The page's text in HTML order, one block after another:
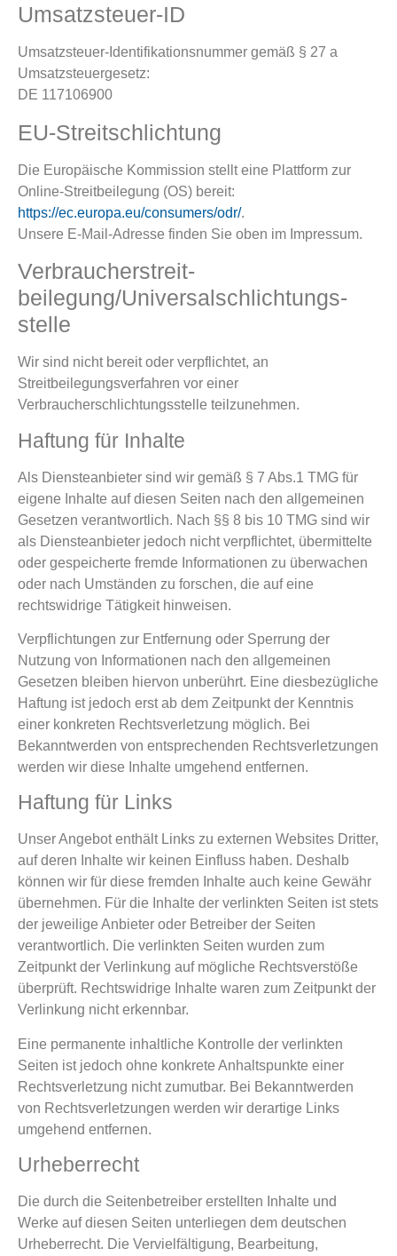
Umsatzsteuer-ID
Umsatzsteuer-Identifikationsnummer gemäß § 27 a
Umsatzsteuergesetz:
DE 117106900
EU-Streitschlichtung
Die Europäische Kommission stellt eine Plattform zur
Online-Streitbeilegung (OS) bereit:
https://ec.europa.eu/consumers/odr/.
Unsere E-Mail-Adresse finden Sie oben im Impressum.
Verbraucher­streit­
beilegung/Universal­schlichtungs­
stelle
Wir sind nicht bereit oder verpflichtet, an
Streitbeilegungsverfahren vor einer
Verbraucherschlichtungsstelle teilzunehmen.
Haftung für Inhalte
Als Diensteanbieter sind wir gemäß § 7 Abs.1 TMG für
eigene Inhalte auf diesen Seiten nach den allgemeinen
Gesetzen verantwortlich. Nach §§ 8 bis 10 TMG sind wir
als Diensteanbieter jedoch nicht verpflichtet, übermittelte
oder gespeicherte fremde Informationen zu überwachen
oder nach Umständen zu forschen, die auf eine
rechtswidrige Tätigkeit hinweisen.
Verpflichtungen zur Entfernung oder Sperrung der
Nutzung von Informationen nach den allgemeinen
Gesetzen bleiben hiervon unberührt. Eine diesbezügliche
Haftung ist jedoch erst ab dem Zeitpunkt der Kenntnis
einer konkreten Rechtsverletzung möglich. Bei
Bekanntwerden von entsprechenden Rechtsverletzungen
werden wir diese Inhalte umgehend entfernen.
Haftung für Links
Unser Angebot enthält Links zu externen Websites Dritter,
auf deren Inhalte wir keinen Einfluss haben. Deshalb
können wir für diese fremden Inhalte auch keine Gewähr
übernehmen. Für die Inhalte der verlinkten Seiten ist stets
der jeweilige Anbieter oder Betreiber der Seiten
verantwortlich. Die verlinkten Seiten wurden zum
Zeitpunkt der Verlinkung auf mögliche Rechtsverstöße
überprüft. Rechtswidrige Inhalte waren zum Zeitpunkt der
Verlinkung nicht erkennbar.
Eine permanente inhaltliche Kontrolle der verlinkten
Seiten ist jedoch ohne konkrete Anhaltspunkte einer
Rechtsverletzung nicht zumutbar. Bei Bekanntwerden
von Rechtsverletzungen werden wir derartige Links
umgehend entfernen.
Urheberrecht
Die durch die Seitenbetreiber erstellten Inhalte und
Werke auf diesen Seiten unterliegen dem deutschen
Urheberrecht. Die Vervielfältigung, Bearbeitung,